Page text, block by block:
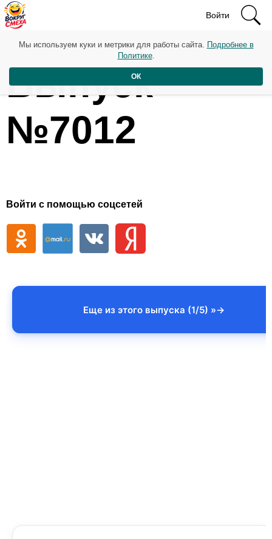
Войти
Выпуск
№7012
Войти с помощью соцсетей
Еще из этого выпуска (1/5) »
Мы используем куки и метрики для работы сайта. Подробнее в
Политике.
ОК